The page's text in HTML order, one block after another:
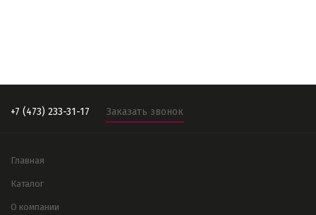
+7 (473) 233-31-17 Заказать звонок
Главная
Каталог
О компании